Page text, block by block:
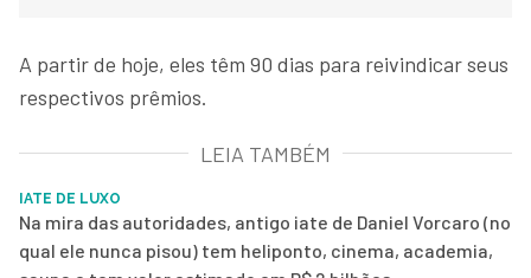
A partir de hoje, eles têm 90 dias para reivindicar seus
respectivos prêmios.
LEIA TAMBÉM
IATE DE LUXO
Na mira das autoridades, antigo iate de Daniel Vorcaro (no
qual ele nunca pisou) tem heliponto, cinema, academia,